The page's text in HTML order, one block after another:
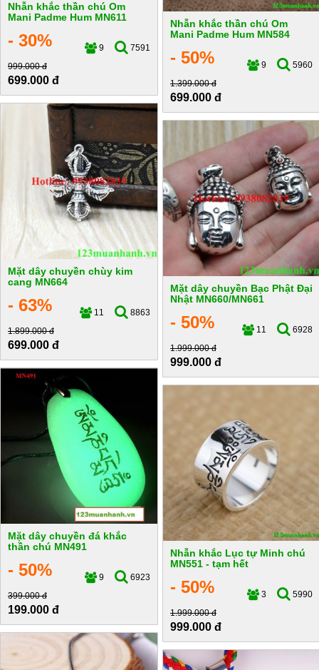
Nhẫn khắc thần chú Om
Mani Padme Hum MN611
- 30% 9
7591
999.000 đ
699.000 đ
Nhẫn khắc thần chú Om
Mani Padme Hum MN584
- 50% 9
5960
1.399.000 đ
699.000 đ
Mặt dây chuyền chùy kim
cang MN664
- 63% 11
8863
1.899.000 đ
699.000 đ
Mặt dây chuyền Bạc Phật Đại
Nhật MN660/MN661
- 50% 11
6928
1.999.000 đ
999.000 đ
Mặt dây chuyền đá khắc
thần chú MN491
- 50% 9
6923
399.000 đ
199.000 đ
Nhẫn khắc Lục tự Minh chú
MN551 - tạm hết
- 50% 3
5990
1.999.000 đ
999.000 đ